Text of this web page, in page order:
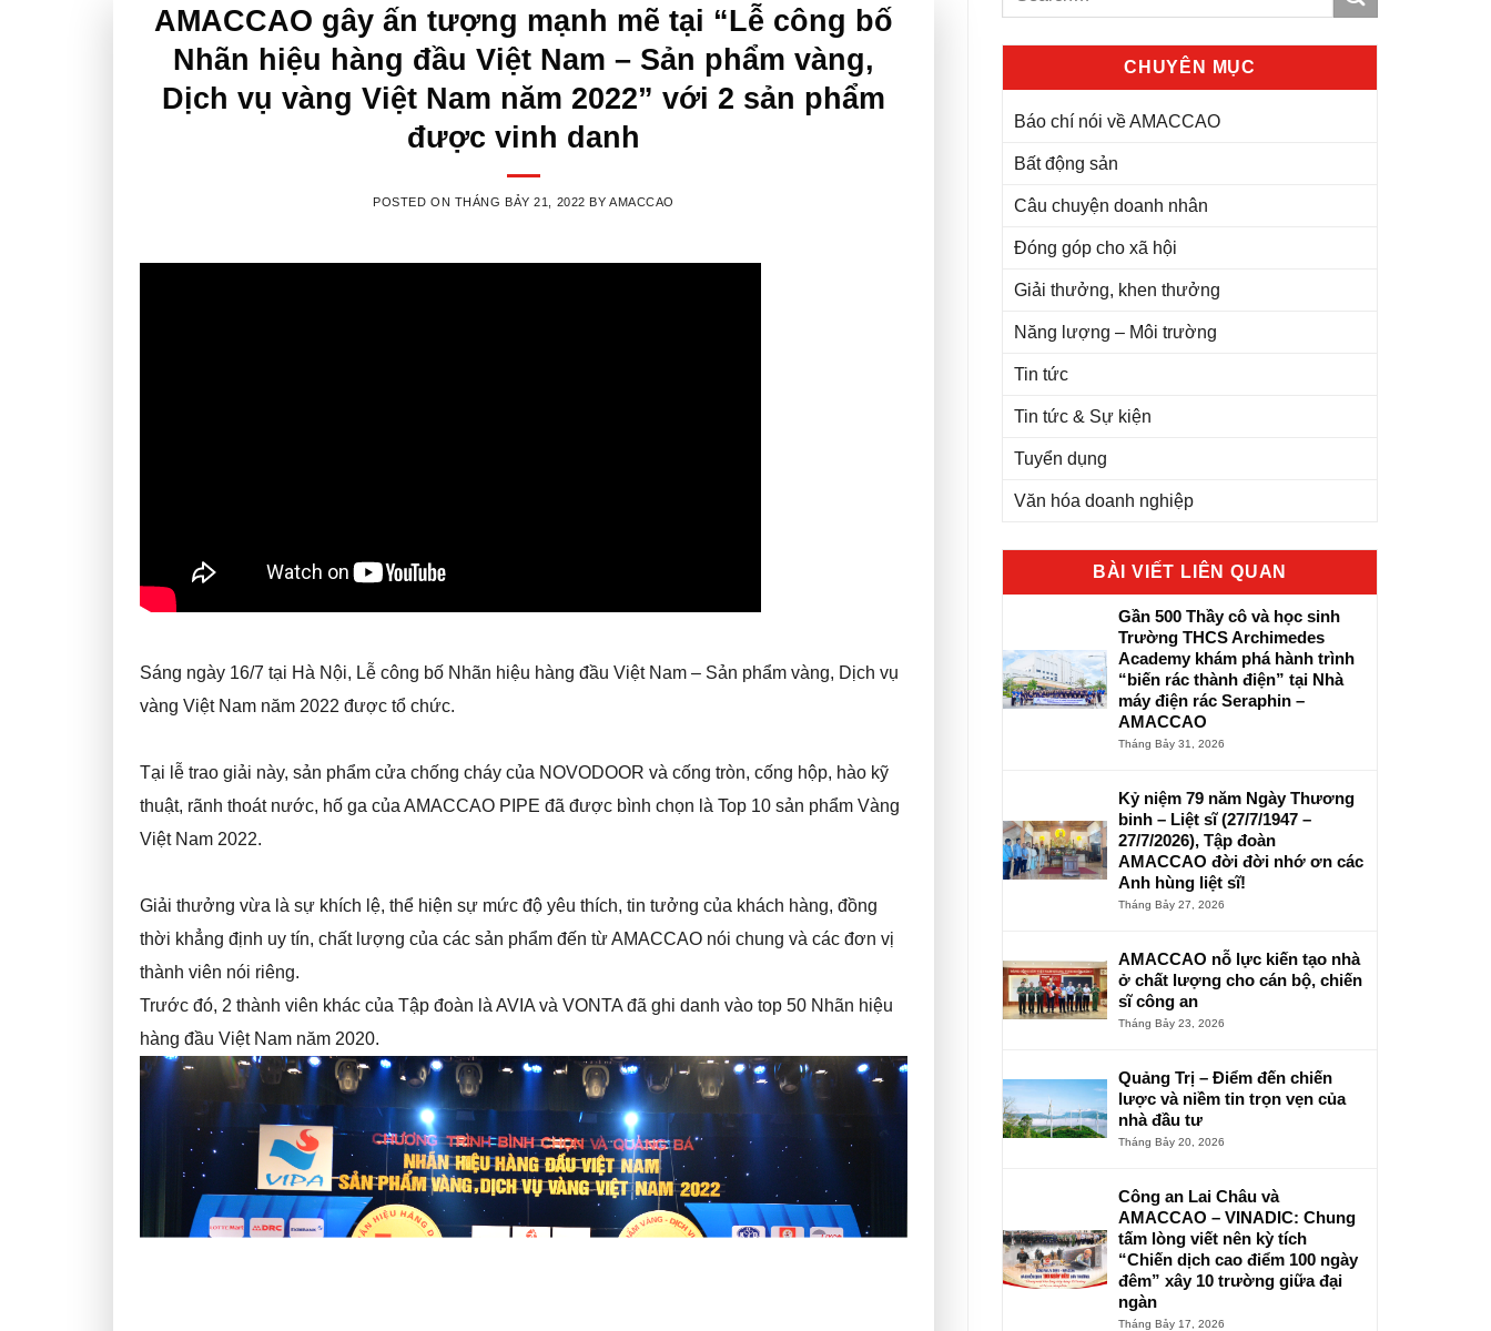
AMACCAO gây ấn tượng mạnh mẽ tại “Lễ công bố
Nhãn hiệu hàng đầu Việt Nam – Sản phẩm vàng,
Dịch vụ vàng Việt Nam năm 2022” với 2 sản phẩm
được vinh danh
POSTED ON THÁNG BẢY 21, 2022 BYAMACCAO
Sáng ngày 16/7 tại Hà Nội, Lễ công bố Nhãn hiệu hàng đầu Việt Nam – Sản phẩm vàng, Dịch vụ
vàng Việt Nam năm 2022 được tổ chức.
Tại lễ trao giải này, sản phẩm cửa chống cháy của NOVODOOR và cống tròn, cống hộp, hào kỹ
thuật, rãnh thoát nước, hố ga của AMACCAO PIPE đã được bình chọn là Top 10 sản phẩm Vàng
Việt Nam 2022.
Giải thưởng vừa là sự khích lệ, thể hiện sự mức độ yêu thích, tin tưởng của khách hàng, đồng
thời khẳng định uy tín, chất lượng của các sản phẩm đến từ AMACCAO nói chung và các đơn vị
thành viên nói riêng.
Trước đó, 2 thành viên khác của Tập đoàn là AVIA và VONTA đã ghi danh vào top 50 Nhãn hiệu
hàng đầu Việt Nam năm 2020.
CHUYÊN MỤC
Báo chí nói về AMACCAO
Bất động sản
Câu chuyện doanh nhân
Đóng góp cho xã hội
Giải thưởng, khen thưởng
Năng lượng – Môi trường
Tin tức
Tin tức & Sự kiện
Tuyển dụng
Văn hóa doanh nghiệp
BÀI VIẾT LIÊN QUAN
Gần 500 Thầy cô và học sinh
Trường THCS Archimedes
Academy khám phá hành trình
“biến rác thành điện” tại Nhà
máy điện rác Seraphin –
AMACCAO
Tháng Bảy 31, 2026
Kỷ niệm 79 năm Ngày Thương
binh – Liệt sĩ (27/7/1947 –
27/7/2026), Tập đoàn
AMACCAO đời đời nhớ ơn các
Anh hùng liệt sĩ!
Tháng Bảy 27, 2026
AMACCAO nỗ lực kiến tạo nhà
ở chất lượng cho cán bộ, chiến
sĩ công an
Tháng Bảy 23, 2026
Quảng Trị – Điểm đến chiến
lược và niềm tin trọn vẹn của
nhà đầu tư
Tháng Bảy 20, 2026
Công an Lai Châu và
AMACCAO – VINADIC: Chung
tấm lòng viết nên kỳ tích
“Chiến dịch cao điểm 100 ngày
đêm” xây 10 trường giữa đại
ngàn
Tháng Bảy 17, 2026